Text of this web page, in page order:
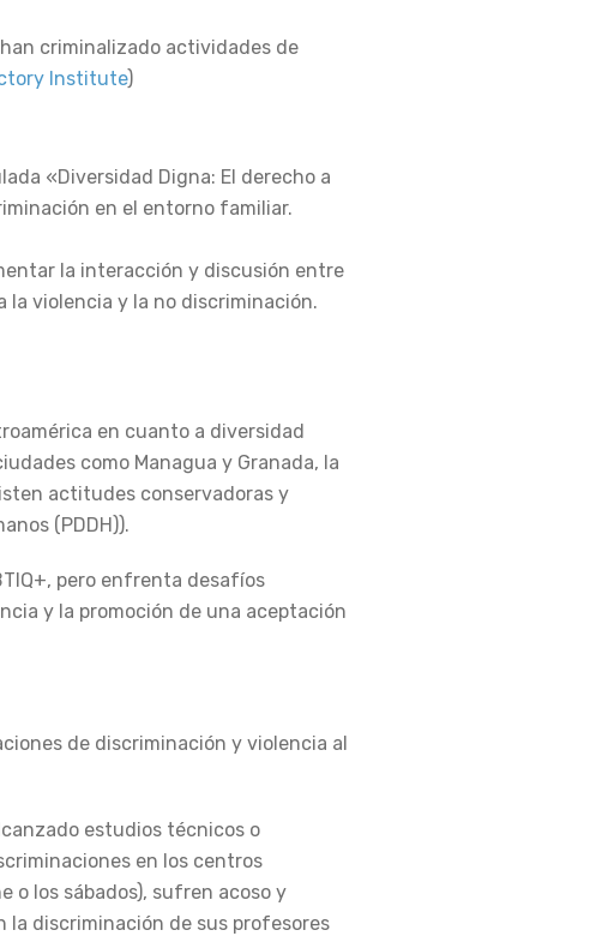
criminalizado actividades de
Institute)
«Diversidad Digna: El derecho a
en el entorno familiar.
la interacción y discusión entre
la violencia y la no discriminación.
en cuanto a diversidad
como Managua y Granada, la
actitudes conservadoras y
(PDDH)).
pero enfrenta desafíos
y la promoción de una aceptación
de discriminación y violencia al
estudios técnicos o
en los centros
o los sábados), sufren acoso y
la discriminación de sus profesores